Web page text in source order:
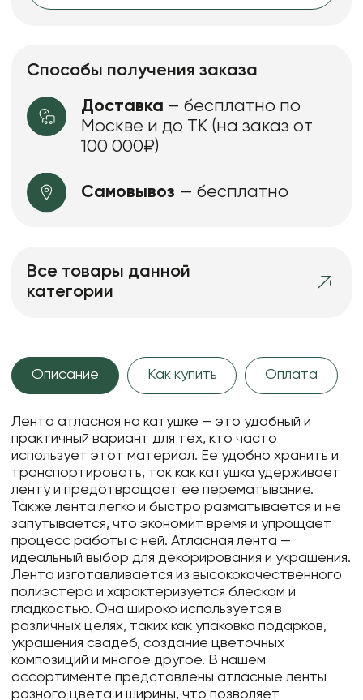
Способы получения заказа
Доставка – бесплатно по
Москве и до ТК (на заказ от
100 000₽)
Самовывоз — бесплатно
Все товары данной
категории
Описание Как купить Оплата
Лента атласная на катушке — это удобный и
практичный вариант для тех, кто часто
использует этот материал. Ее удобно хранить и
транспортировать, так как катушка удерживает
ленту и предотвращает ее перематывание.
Также лента легко и быстро разматывается и не
запутывается, что экономит время и упрощает
процесс работы с ней. Атласная лента —
идеальный выбор для декорирования и украшения.
Лента изготавливается из высококачественного
полиэстера и характеризуется блеском и
гладкостью. Она широко используется в
различных целях, таких как упаковка подарков,
украшения свадеб, создание цветочных
композиций и многое другое. В нашем
ассортименте представлены атласные ленты
разного цвета и ширины, что позволяет